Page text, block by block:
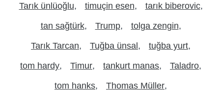
Tarık ünlüoğlu timuçin esen tarık biberovic
tan sağtürk Trump tolga zengin
Tarık Tarcan Tuğba ünsal tuğba yurt
tom hardy Timur tankurt manas Taladro
tom hanks Thomas Müller